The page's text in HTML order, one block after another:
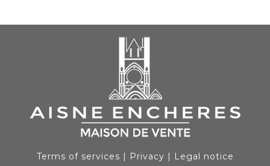
Terms of services | Privacy | Legal notice